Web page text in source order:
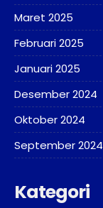
Maret 2025
Februari 2025
Januari 2025
Desember 2024
Oktober 2024
September 2024
Kategori